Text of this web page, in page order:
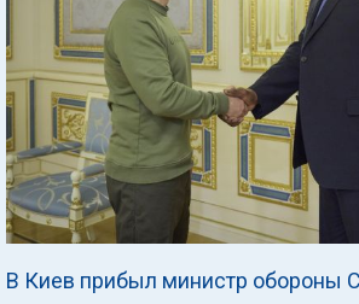
В Киев прибыл министр обороны